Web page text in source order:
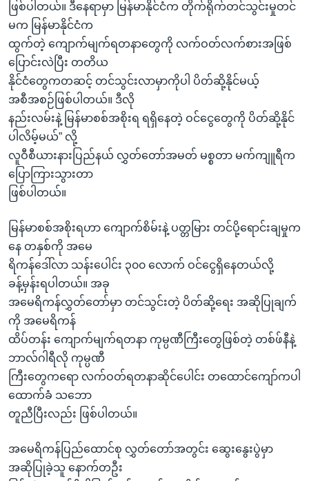
ဖြစ်ပါတယ်။ ဒီနေရာမှာ မြန်မာနိုင်ငံက တိုက်ရိုက်တင်သွင်းမှုတင်
မက မြန်မာနိုင်ငံက
ထွက်တဲ့ ကျောက်မျက်ရတနာတွေကို လက်ဝတ်လက်စားအဖြစ်
ပြောင်းလဲပြီး တတိယ
နိုင်ငံတွေကတဆင့် တင်သွင်းလာမှာကိုပါ ပိတ်ဆို့နိုင်မယ့်
အစီအစဉ်ဖြစ်ပါတယ်။ ဒီလို
နည်းလမ်းနဲ့ မြန်မာစစ်အစိုးရ ရရှိနေတဲ့ ဝင်ငွေတွေကို ပိတ်ဆို့နိုင်
ပါလိမ့်မယ်” လို့
လူဝီစီယားနားပြည်နယ် လွှတ်တော်အမတ် မစ္စတာ မက်ကျူရီက
ပြောကြားသွားတာ
ဖြစ်ပါတယ်။
မြန်မာစစ်အစိုးရဟာ ကျောက်စိမ်းနဲ့ ပတ္တမြား တင်ပို့ရောင်းချမှုက
နေ တနှစ်ကို အမေ
ရိကန်ဒေါ်လာ သန်းပေါင်း ၃၀၀ လောက် ဝင်ငွေရှိနေတယ်လို့
ခန့်မှန်းရပါတယ်။ အခု
အမေရိကန်လွှတ်တော်မှာ တင်သွင်းတဲ့ ပိတ်ဆို့ရေး အဆိုပြုချက်
ကို အမေရိကန်
ထိပ်တန်း ကျောက်မျက်ရတနာ ကုမ္ပဏီကြီးတွေဖြစ်တဲ့ တစ်ဖ်နီနဲ့
ဘာလ်ဂါရီလို ကုမ္ပဏီ
ကြီးတွေကရော လက်ဝတ်ရတနာဆိုင်ပေါင်း တထောင်ကျော်ကပါ
ထောက်ခံ သဘော
တူညီပြီးလည်း ဖြစ်ပါတယ်။
အမေရိကန်ပြည်ထောင်စု လွှတ်တော်အတွင်း ဆွေးနွေးပွဲမှာ
အဆိုပြုခဲ့သူ နောက်တဦး